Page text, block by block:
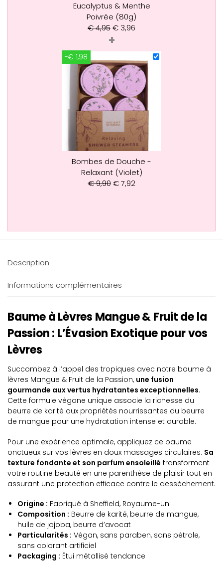
Eucalyptus & Menthe
Poivrée (80g)
€4,95€ 3,96
+
-€ 1,98
Bombes de Douche -
Relaxant (Violet)
€9,90 €7,92
Description
Informations complémentaires
Baume à Lèvres Mangue & Fruit de la
Passion : L’Évasion Exotique pour vos
Lèvres
Succombez à l’appel des tropiques avec notre baume à
lèvres Mangue & Fruit de la Passion, une fusion
gourmande aux vertus hydratantes exceptionnelles.
Cette formule végane unique associe la richesse du
beurre de karité aux propriétés nourrissantes du beurre
de mangue pour une hydratation intense et durable.
Pour une expérience optimale, appliquez ce baume
onctueux sur vos lèvres en doux massages circulaires. Sa
texture fondante et son parfum ensoleillé transforment
votre routine beauté en une parenthèse de plaisir tout en
assurant une protection efficace contre le dessèchement.
Origine : Fabriqué à Sheffield, Royaume-Uni
Composition : Beurre de karité, beurre de mangue,
huile de jojoba, beurre d’avocat
Particularités : Végan, sans paraben, sans pétrole,
sans colorant artificiel
Packaging : Étui métallisé tendance